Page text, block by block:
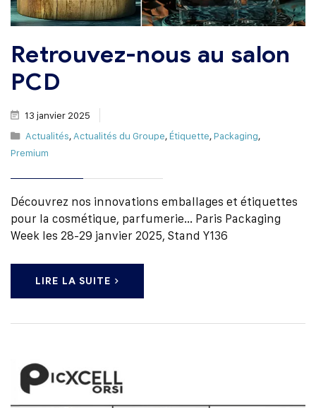
Retrouvez-nous au salon
PCD
13 janvier 2025
Actualités, Actualités du Groupe,Étiquette,Packaging,
Premium
Découvrez nos innovations emballages et étiquettes
pour la cosmétique, parfumerie... Paris Packaging
Week les 28-29 janvier 2025, Stand Y136
LIRE LA SUITE